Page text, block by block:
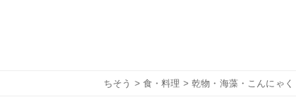
ちそう > 食・料理 >乾物・海藻・こんにゃく